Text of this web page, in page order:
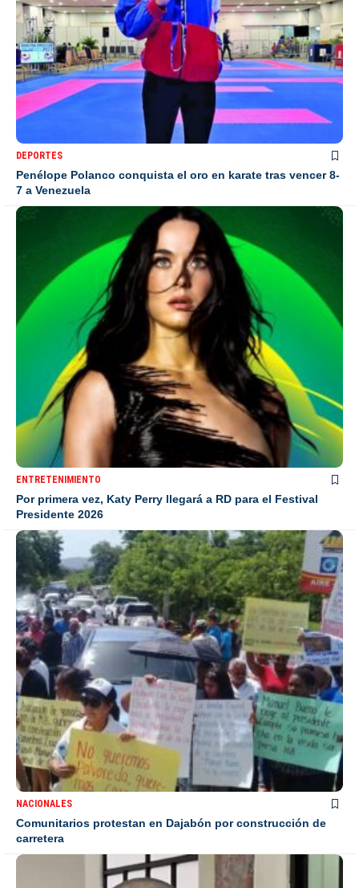
DEPORTES
Penélope Polanco conquista el oro en karate tras vencer 8-
7 a Venezuela
ENTRETENIMIENTO
Por primera vez, Katy Perry llegará a RD para el Festival
Presidente 2026
NACIONALES
Comunitarios protestan en Dajabón por construcción de
carretera